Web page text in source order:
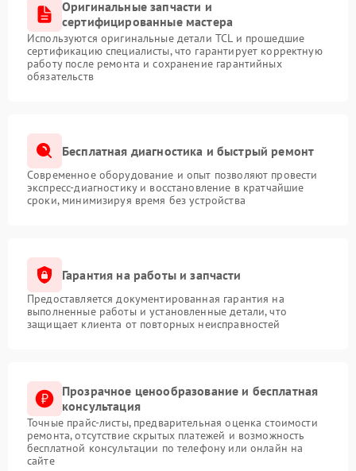
Оригинальные запчасти и
сертифицированные мастера
Используются оригинальные детали TCL и прошедшие
сертификацию специалисты, что гарантирует корректную
работу после ремонта и сохранение гарантийных
обязательств
Бесплатная диагностика и быстрый ремонт
Современное оборудование и опыт позволяют провести
экспресс-диагностику и восстановление в кратчайшие
сроки, минимизируя время без устройства
Гарантия на работы и запчасти
Предоставляется документированная гарантия на
выполненные работы и установленные детали, что
защищает клиента от повторных неисправностей
Прозрачное ценообразование и бесплатная
консультация
Точные прайс-листы, предварительная оценка стоимости
ремонта, отсутствие скрытых платежей и возможность
бесплатной консультации по телефону или онлайн на
сайте